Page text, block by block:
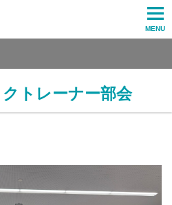
MENU
トレーナー部会